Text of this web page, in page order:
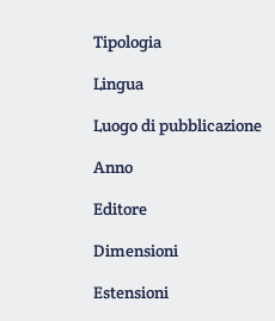
Tipologia
Lingua
Luogo di pubblicazione
Anno
Editore
Dimensioni
Estensioni